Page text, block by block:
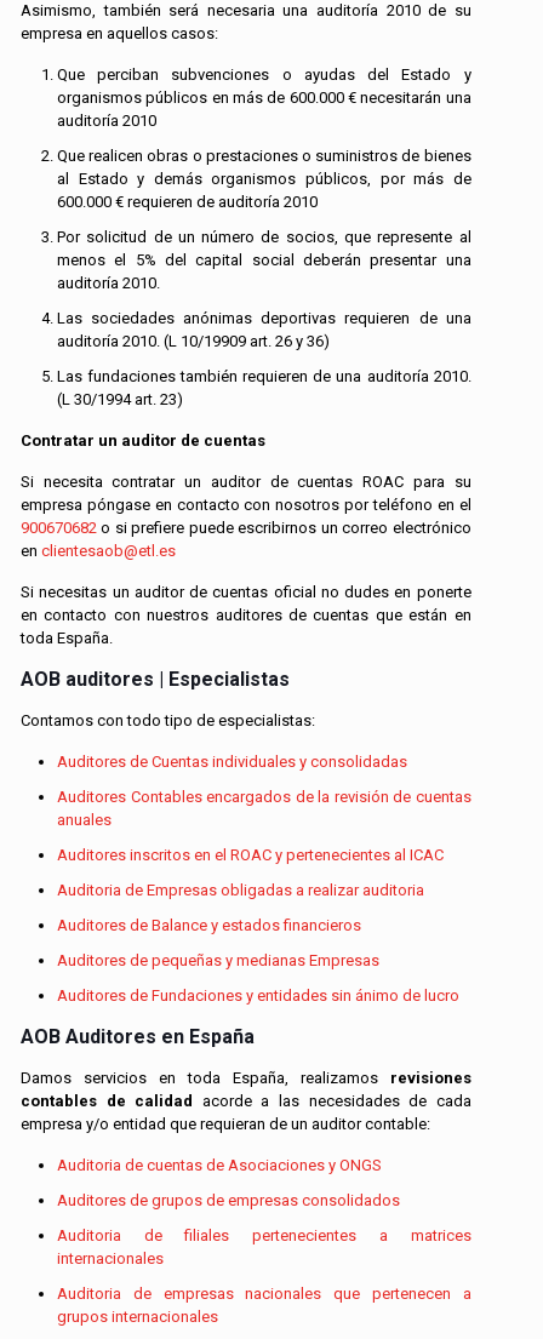
Asimismo, también será necesaria una auditoría 2010 de su
empresa en aquellos casos:
Que perciban subvenciones o ayudas del Estado y
organismos públicos en más de 600.000 € necesitarán una
auditoría 2010
Que realicen obras o prestaciones o suministros de bienes
al Estado y demás organismos públicos, por más de
600.000 € requieren de auditoría 2010
Por solicitud de un número de socios, que represente al
menos el 5% del capital social deberán presentar una
auditoría 2010.
Las sociedades anónimas deportivas requieren de una
auditoría 2010. (L 10/19909 art. 26 y 36)
Las fundaciones también requieren de una auditoría 2010.
(L 30/1994 art. 23)
Contratar un auditor de cuentas
Si necesita contratar un auditor de cuentas ROAC para su
empresa póngase en contacto con nosotros por teléfono en el
900670682 o si prefiere puede escribirnos un correo electrónico
en clientesaob@etl.es
Si necesitas un auditor de cuentas oficial no dudes en ponerte
en contacto con nuestros auditores de cuentas que están en
toda España.
AOB auditores | Especialistas
Contamos con todo tipo de especialistas:
Auditores de Cuentas individuales y consolidadas
Auditores Contables encargados de la revisión de cuentas
anuales
Auditores inscritos en el ROAC y pertenecientes al ICAC
Auditoria de Empresas obligadas a realizar auditoria
Auditores de Balance y estados financieros
Auditores de pequeñas y medianas Empresas
Auditores de Fundaciones y entidades sin ánimo de lucro
AOB Auditores en España
Damos servicios en toda España, realizamos revisiones
contables de calidad
acorde a las necesidades de cada
empresa y/o entidad que requieran de un auditor contable:
Auditoria de cuentas de Asociaciones y ONGS
Auditores de grupos de empresas consolidados
Auditoria de filiales pertenecientes a matrices
internacionales
Auditoria de empresas nacionales que pertenecen a
grupos internacionales